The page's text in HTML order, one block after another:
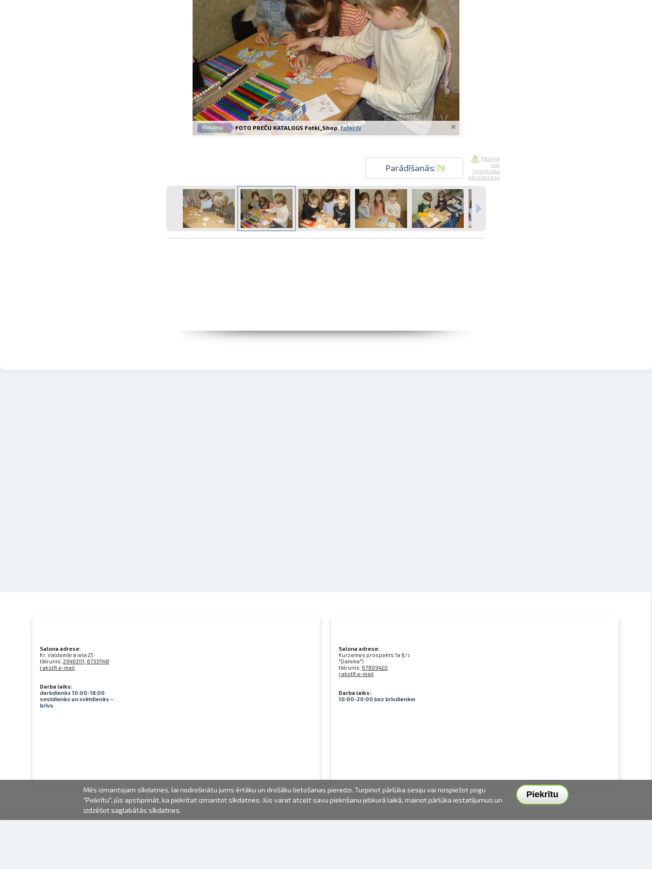
Izdrukas 1h laikā Rīgā – pasūtiet tiešsaistē
Dažādi formāti un papīra veidi jūsu foto
Piegāde visā Latvijā vai saņemšana klātienē
Reklāma FOTO PREČU KATALOGS Fotki_Shop. fotki.lv
Parādīšanās:79
Paziņot
par
noteikumu
pārkāpšanu
Salona adrese:
Kr. Valdemāra iela 25
tālrunis: 29463111, 67331148
rakstīt e-mail
Darba laiks:
darbdienās 10:00-18:00
sestdienās un svētdienās –
brīvs
Salona adrese:
Kurzemes prospekts 1a (t/c
"Damme")
tālrunis: 67809420
rakstīt e-mail
Darba laiks:
10:00-20:00 bez brīvdienām
Piekrītu
Mēs izmantojam sīkdatnes, lai nodrošinātu jums ērtāku un drošāku lietošanas pieredzi. Turpinot pārlūka sesiju vai nospiežot pogu
"Piekrītu", jūs apstiprināt, ka piekrītat izmantot sīkdatnes. Jūs varat atcelt savu piekrišanu jebkurā laikā, mainot pārlūka iestatījumus un
izdzēšot saglabātās sīkdatnes.